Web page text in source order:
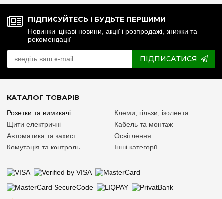
ПІДПИСУЙТЕСЬ І БУДЬТЕ ПЕРШИМИ
Новинки, цікаві новини, акції і розпродажі, знижки та
рекомендації
ПІДПИСАТИСЯ
КАТАЛОГ ТОВАРІВ
Розетки та вимикачі
Щити електричні
Автоматика та захист
Комутація та контроль
Клеми, гільзи, ізолента
Кабель та монтаж
Освітлення
Інші категорії